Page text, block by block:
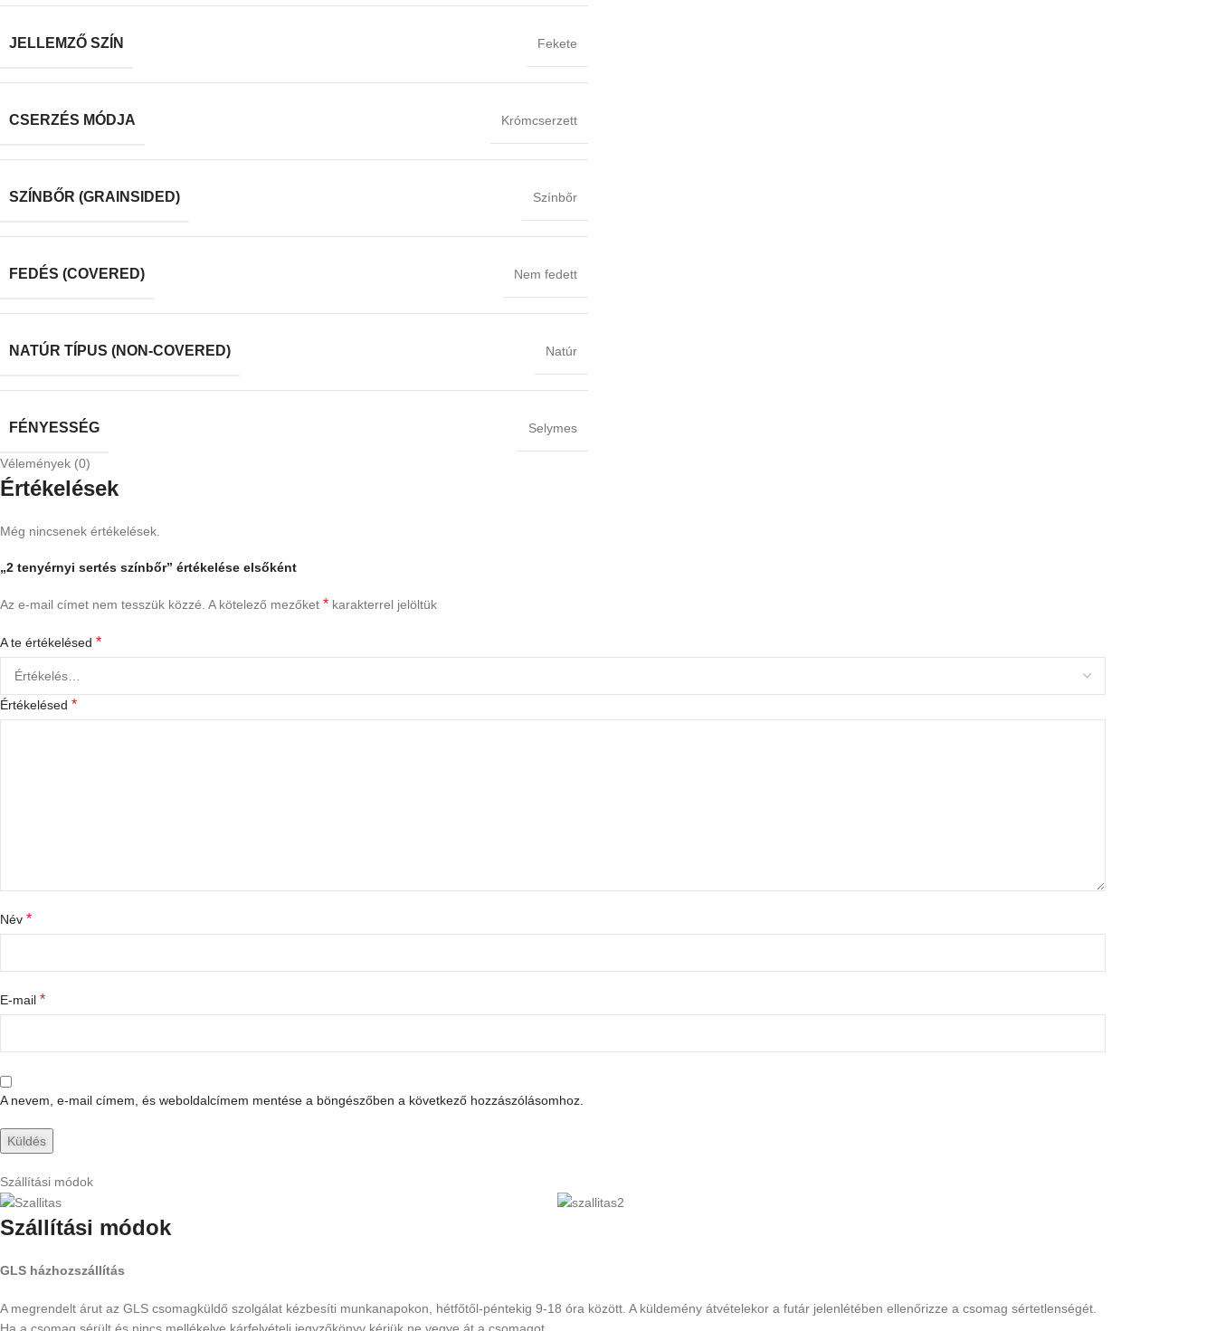
JELLEMZŐ SZÍN Fekete
CSERZÉS MÓDJA Krómcserzett
SZÍNBŐR (GRAINSIDED) Színbőr
FEDÉS (COVERED) Nem fedett
NATÚR TÍPUS (NON-COVERED) Natúr
FÉNYESSÉG Selymes
Vélemények (0)
Értékelések
Még nincsenek értékelések.
„2 tenyérnyi sertés színbőr” értékelése elsőként
Az e-mail címet nem tesszük közzé. A kötelező mezőket * karakterrel jelöltük
A te értékelésed *
Értékelésed *
Név *
E-mail *
A nevem, e-mail címem, és weboldalcímem mentése a böngészőben a következő hozzászólásomhoz.
Szállítási módok
Szállítási módok
GLS házhozszállítás
A megrendelt árut az GLS csomagküldő szolgálat kézbesíti munkanapokon, hétfőtől-péntekig 9-18 óra között. A küldemény átvételekor a futár jelenlétében ellenőrizze a csomag sértetlenségét.